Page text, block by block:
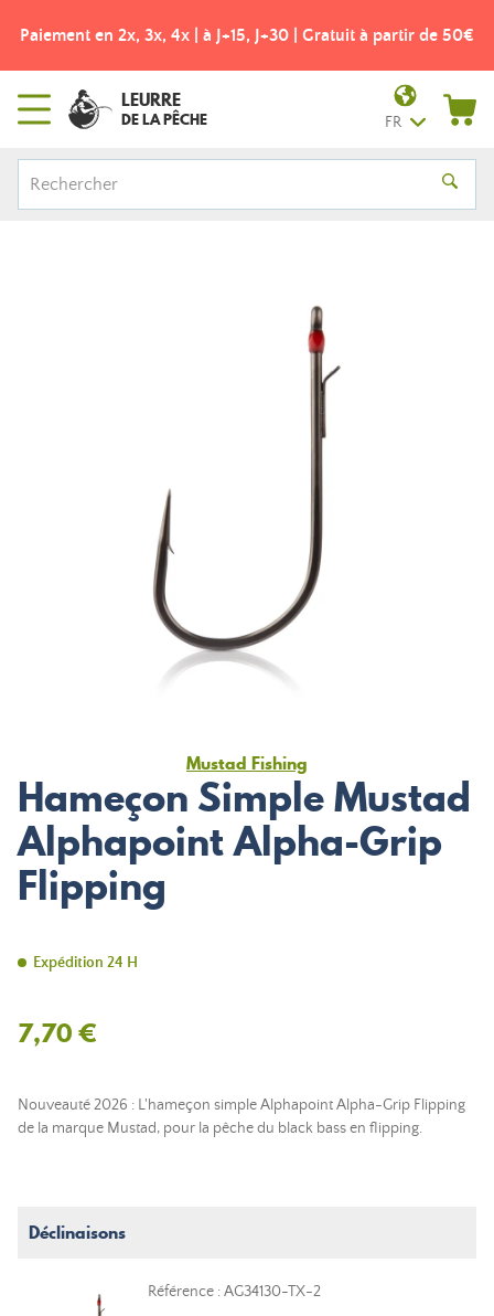
Paiement en 2x, 3x, 4x | à J+15, J+30 | Gratuit à partir de 50€
LEURRE
DE LA PÊCHE FR
Mustad Fishing
Hameçon Simple Mustad
Alphapoint Alpha-Grip
Flipping
Expédition 24 H
7,70 €
Nouveauté 2026 : L'hameçon simple Alphapoint Alpha-Grip Flipping
de la marque Mustad, pour la pêche du black bass en flipping.
Déclinaisons
Référence : AG34130-TX-2